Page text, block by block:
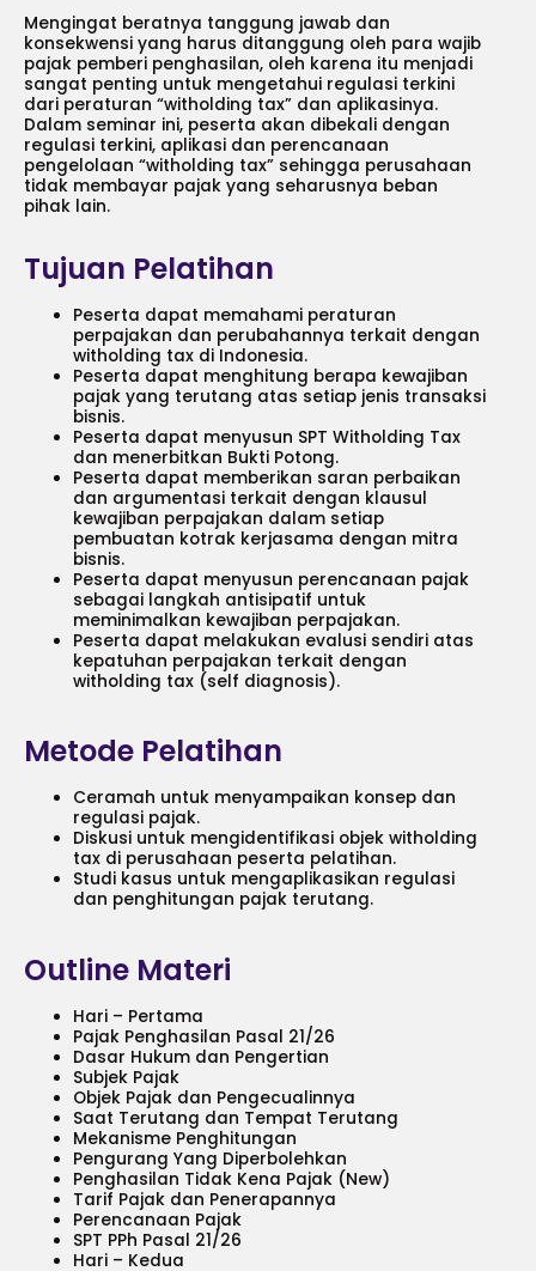
Mengingat beratnya tanggung jawab dan
konsekwensi yang harus ditanggung oleh para wajib
pajak pemberi penghasilan, oleh karena itu menjadi
sangat penting untuk mengetahui regulasi terkini
dari peraturan “witholding tax” dan aplikasinya.
Dalam seminar ini, peserta akan dibekali dengan
regulasi terkini, aplikasi dan perencanaan
pengelolaan “witholding tax” sehingga perusahaan
tidak membayar pajak yang seharusnya beban
pihak lain.
Tujuan Pelatihan
Peserta dapat memahami peraturan
perpajakan dan perubahannya terkait dengan
witholding tax di Indonesia.
Peserta dapat menghitung berapa kewajiban
pajak yang terutang atas setiap jenis transaksi
bisnis.
Peserta dapat menyusun SPT Witholding Tax
dan menerbitkan Bukti Potong.
Peserta dapat memberikan saran perbaikan
dan argumentasi terkait dengan klausul
kewajiban perpajakan dalam setiap
pembuatan kotrak kerjasama dengan mitra
bisnis.
Peserta dapat menyusun perencanaan pajak
sebagai langkah antisipatif untuk
meminimalkan kewajiban perpajakan.
Peserta dapat melakukan evalusi sendiri atas
kepatuhan perpajakan terkait dengan
witholding tax (self diagnosis).
Metode Pelatihan
Ceramah untuk menyampaikan konsep dan
regulasi pajak.
Diskusi untuk mengidentifikasi objek witholding
tax di perusahaan peserta pelatihan.
Studi kasus untuk mengaplikasikan regulasi
dan penghitungan pajak terutang.
Outline Materi
Hari – Pertama
Pajak Penghasilan Pasal 21/26
Dasar Hukum dan Pengertian
Subjek Pajak
Objek Pajak dan Pengecualinnya
Saat Terutang dan Tempat Terutang
Mekanisme Penghitungan
Pengurang Yang Diperbolehkan
Penghasilan Tidak Kena Pajak (New)
Tarif Pajak dan Penerapannya
Perencanaan Pajak
SPT PPh Pasal 21/26
Hari – Kedua